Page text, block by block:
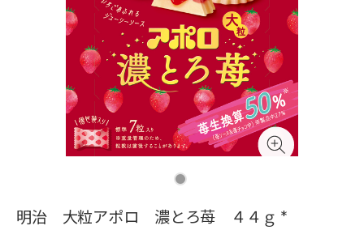
明治 大粒アポロ 濃とろ苺 ４４ｇ *